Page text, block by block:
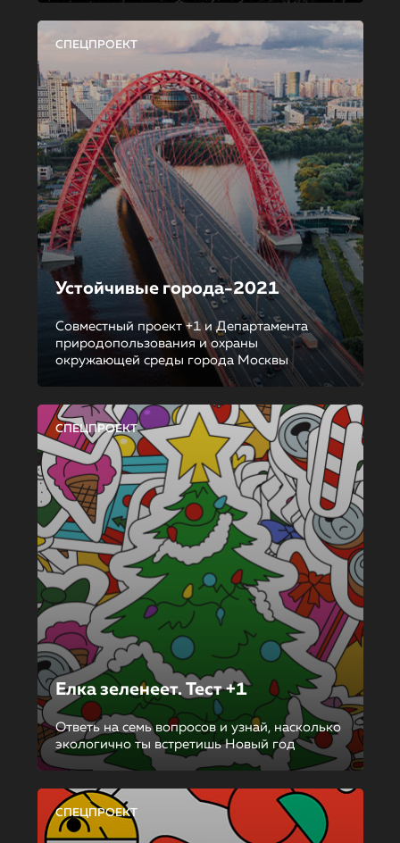
СПЕЦПРОЕКТ
Устойчивые города-2021
Совместный проект +1 и Департамента
природопользования и охраны
окружающей среды города Москвы
СПЕЦПРОЕКТ
Елка зеленеет. Тест +1
Ответь на семь вопросов и узнай, насколько
экологично ты встретишь Новый год
СПЕЦПРОЕКТ